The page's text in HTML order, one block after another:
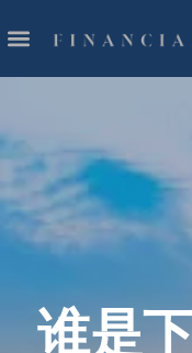
谁是